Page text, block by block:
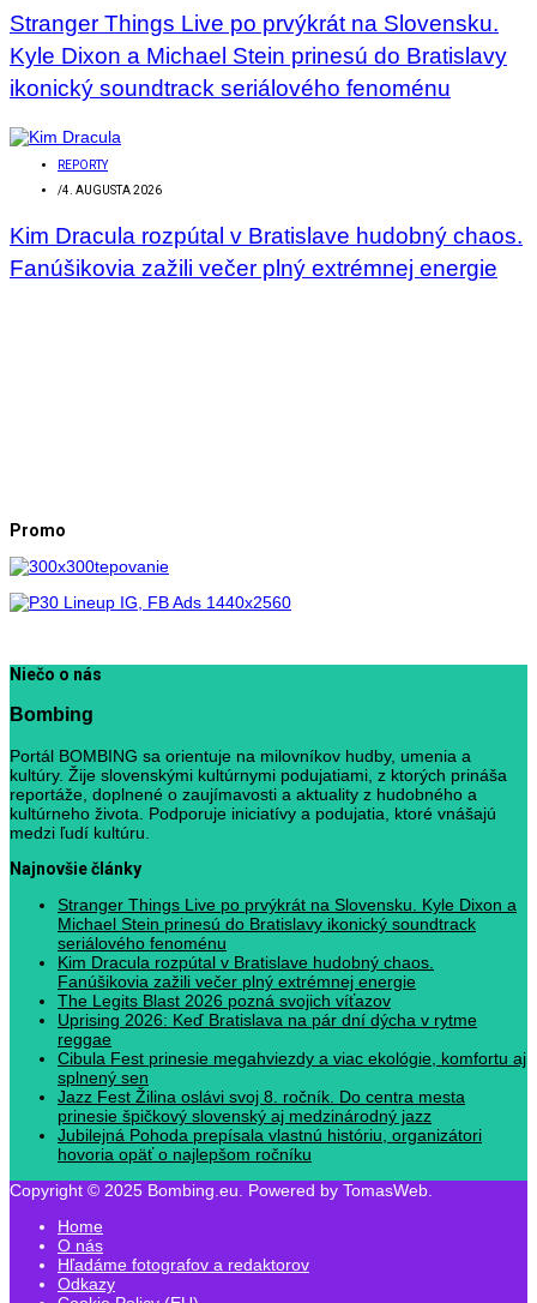
Stranger Things Live po prvýkrát na Slovensku.
Kyle Dixon a Michael Stein prinesú do Bratislavy
ikonický soundtrack seriálového fenoménu
REPORTY
/4. AUGUSTA 2026
Kim Dracula rozpútal v Bratislave hudobný chaos.
Fanúšikovia zažili večer plný extrémnej energie
Promo
Niečo o nás
Bombing
Portál BOMBING sa orientuje na milovníkov hudby, umenia a
kultúry. Žije slovenskými kultúrnymi podujatiami, z ktorých prináša
reportáže, doplnené o zaujímavosti a aktuality z hudobného a
kultúrneho života. Podporuje iniciatívy a podujatia, ktoré vnášajú
medzi ľudí kultúru.
Najnovšie články
Stranger Things Live po prvýkrát na Slovensku. Kyle Dixon a
Michael Stein prinesú do Bratislavy ikonický soundtrack
seriálového fenoménu
Kim Dracula rozpútal v Bratislave hudobný chaos.
Fanúšikovia zažili večer plný extrémnej energie
The Legits Blast 2026 pozná svojich víťazov
Uprising 2026: Keď Bratislava na pár dní dýcha v rytme
reggae
Cibula Fest prinesie megahviezdy a viac ekológie, komfortu aj
splnený sen
Jazz Fest Žilina oslávi svoj 8. ročník. Do centra mesta
prinesie špičkový slovenský aj medzinárodný jazz
Jubilejná Pohoda prepísala vlastnú históriu, organizátori
hovoria opäť o najlepšom ročníku
Copyright © 2025 Bombing.eu. Powered by TomasWeb.
Home
O nás
Hľadáme fotografov a redaktorov
Odkazy